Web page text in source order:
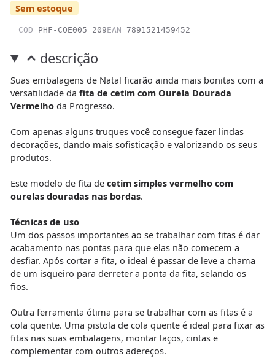
Sem estoque
COD PHF-COE005_209EAN 7891521459452
descrição
Suas embalagens de Natal ficarão ainda mais bonitas com a
versatilidade da fita de cetim com Ourela Dourada
Vermelho da Progresso.
Com apenas alguns truques você consegue fazer lindas
decorações, dando mais sofisticação e valorizando os seus
produtos.
Este modelo de fita de cetim simples vermelho com
ourelas douradas nas bordas.
Técnicas de uso
Um dos passos importantes ao se trabalhar com fitas é dar
acabamento nas pontas para que elas não comecem a
desfiar. Após cortar a fita, o ideal é passar de leve a chama
de um isqueiro para derreter a ponta da fita, selando os
fios.
Outra ferramenta ótima para se trabalhar com as fitas é a
cola quente. Uma pistola de cola quente é ideal para fixar as
fitas nas suas embalagens, montar laços, cintas e
complementar com outros adereços.